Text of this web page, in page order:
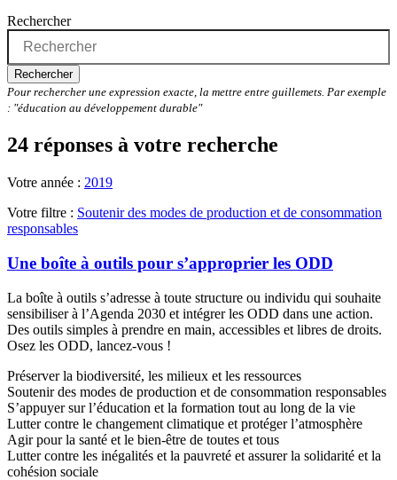
Rechercher
Rechercher
Pour rechercher une expression exacte, la mettre entre guillemets. Par exemple
: "éducation au développement durable"
24 réponses à votre recherche
Votre année : 2019
Votre filtre : Soutenir des modes de production et de consommation
responsables
Une boîte à outils pour s’approprier les ODD
La boîte à outils s’adresse à toute structure ou individu qui souhaite
sensibiliser à l’Agenda 2030 et intégrer les ODD dans une action.
Des outils simples à prendre en main, accessibles et libres de droits.
Osez les ODD, lancez-vous !
Préserver la biodiversité, les milieux et les ressources
Soutenir des modes de production et de consommation responsables
S’appuyer sur l’éducation et la formation tout au long de la vie
Lutter contre le changement climatique et protéger l’atmosphère
Agir pour la santé et le bien-être de toutes et tous
Lutter contre les inégalités et la pauvreté et assurer la solidarité et la
cohésion sociale